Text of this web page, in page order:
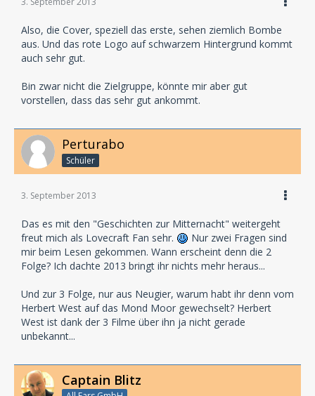
Also, die Cover, speziell das erste, sehen ziemlich Bombe
aus. Und das rote Logo auf schwarzem Hintergrund kommt
auch sehr gut.
Bin zwar nicht die Zielgruppe, könnte mir aber gut
vorstellen, dass das sehr gut ankommt.
Perturabo
Schüler
3. September 2013
Das es mit den "Geschichten zur Mitternacht" weitergeht
freut mich als Lovecraft Fan sehr.
Nur zwei Fragen sind
mir beim Lesen gekommen. Wann erscheint denn die 2
Folge? Ich dachte 2013 bringt ihr nichts mehr heraus...
Und zur 3 Folge, nur aus Neugier, warum habt ihr denn vom
Herbert West auf das Mond Moor gewechselt? Herbert
West ist dank der 3 Filme über ihn ja nicht gerade
unbekannt...
Captain Blitz